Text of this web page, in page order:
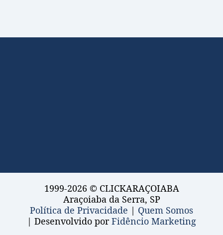
1999-2026 © CLICKARAÇOIABA
Araçoiaba da Serra, SP
Política de Privacidade | Quem Somos
| Desenvolvido porFidêncio Marketing